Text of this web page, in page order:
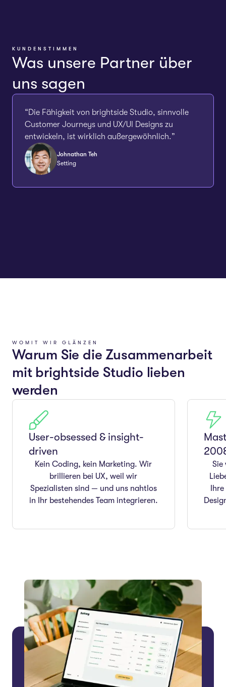
KUNDENSTIMMEN
Was unsere Partner über
uns sagen
“Die Fähigkeit von brightside Studio, sinnvolle
Customer Journeys und UX/UI Designs zu
entwickeln, ist wirklich außergewöhnlich.”
Johnathan Teh
Setting
WOMIT WIR GLÄNZEN
Warum Sie die Zusammenarbeit
mit brightside Studio lieben
werden
User-obsessed & insight-
driven
Kein Coding, kein Marketing. Wir
brillieren bei UX, weil wir
Spezialisten sind — und uns nahtlos
in Ihr bestehendes Team integrieren.
Sie